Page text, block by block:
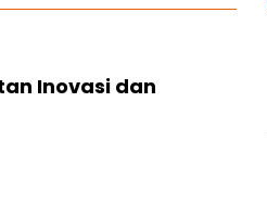
Inovasi dan